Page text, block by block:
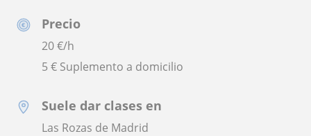
Precio
20€/h
5 € Suplemento a domicilio
Suele dar clases en
Las Rozas de Madrid